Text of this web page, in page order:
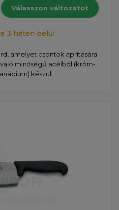
Válasszon változatot
3 héten belül
amelyet csontok aprítására
minőségű acélból (króm-
készült.